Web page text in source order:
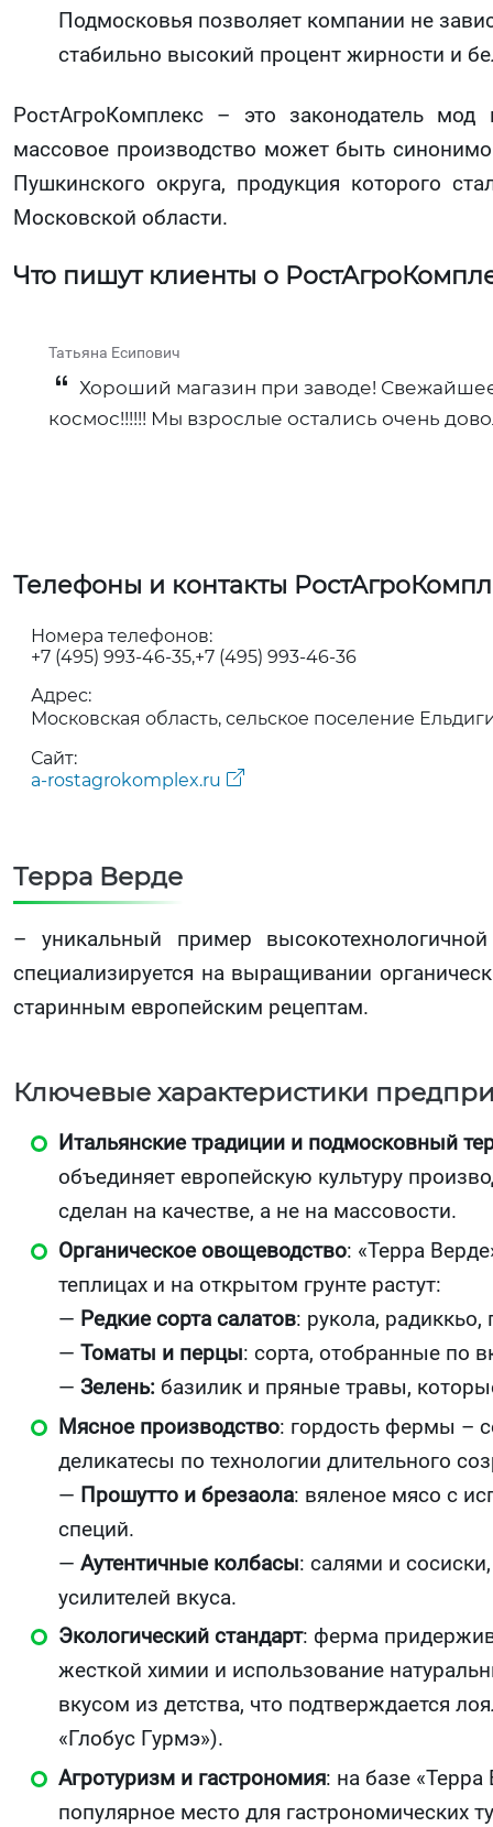
Подмосковья позволяет компании не
стабильно высокий процент жирности и
РостАгроКомплекс – это законодатель
массовое производство может быть
Пушкинского округа, продукция которого
Московской области.
Что пишут клиенты о
Татьяна Есипович
Хороший магазин при заводе!
космос!!!!!! Мы взрослые остались очень
Телефоны и контакты
Номера телефонов:
+7 (495) 993-46-35 +7 (495) 993-46-36
Адрес:
Московская область, сельское поселение
Сайт:
a-rostagrokomplex.ru
Терра Верде
– уникальный пример
специализируется на выращивании
старинным европейским рецептам.
Ключевые характеристики
Итальянские традиции и подмосковный
объединяет европейскую культуру
сделан на качестве, а не на массовости.
Органическое овощеводство: «Терра
теплицах и на открытом грунте растут:
— Редкие сорта салатов: рукола, радиккьо,
— Томаты и перцы: сорта, отобранные по
— Зелень: базилик и пряные травы,
Мясное производство: гордость фермы –
деликатесы по технологии длительного
— Прошутто и брезаола: вяленое мясо с
специй.
— Аутентичные колбасы: салями и
усилителей вкуса.
Экологический стандарт: ферма
жесткой химии и использование
вкусом из детства, что подтверждается
«Глобус Гурмэ»).
Агротуризм и гастрономия: на базе
популярное место для гастрономических